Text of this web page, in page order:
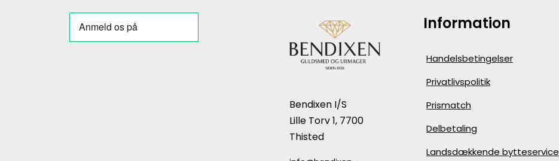
Bendixen I/S
Lille Torv 1, 7700
Thisted
Information
Handelsbetingelser
Privatlivspolitik
Prismatch
Delbetaling
Landsdækkende bytteservice